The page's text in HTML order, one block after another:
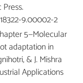
9.00002-2
5—Molecular
adaptation in
& J. Mishra
Applications